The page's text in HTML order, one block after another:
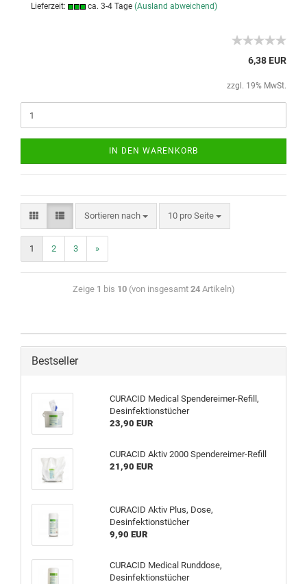
Lieferzeit:
ca. 3-4 Tage (Ausland abweichend)
6,38 EUR
zzgl. 19% MwSt.
IN DEN WARENKORB
Sortieren nach 10 pro Seite
1 2 3 »
Zeige 1 bis 10(von insgesamt 24Artikeln)
Bestseller
CURACID Medical Spendereimer-Refill,
Desinfektionstücher
23,90 EUR
CURACID Aktiv 2000 Spendereimer-Refill
21,90 EUR
CURACID Aktiv Plus, Dose,
Desinfektionstücher
9,90 EUR
CURACID Medical Runddose,
Desinfektionstücher